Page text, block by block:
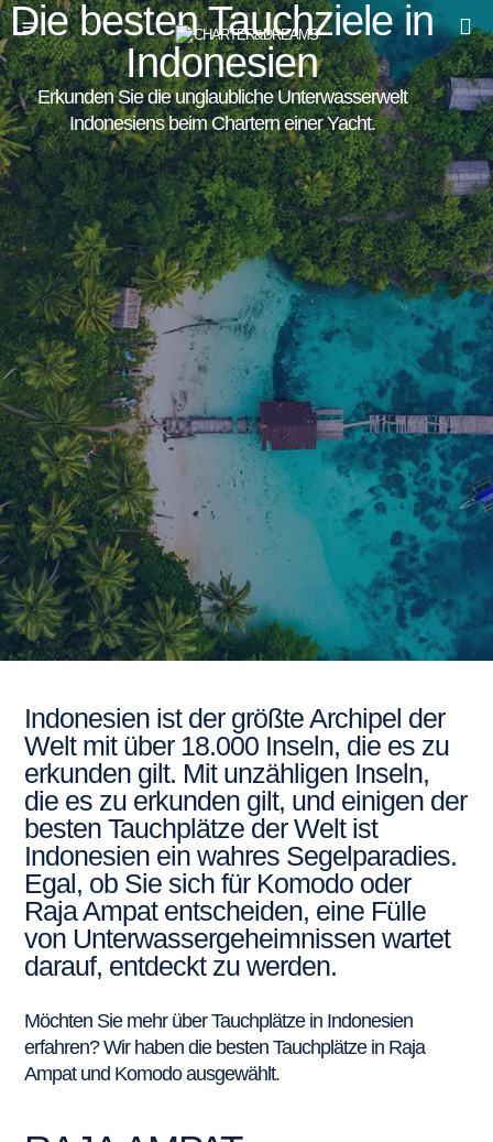
Die besten Tauchziele in
Indonesien
Erkunden Sie die unglaubliche Unterwasserwelt
Indonesiens beim Chartern einer Yacht.
Indonesien ist der größte Archipel der
Welt mit über 18.000 Inseln, die es zu
erkunden gilt. Mit unzähligen Inseln,
die es zu erkunden gilt, und einigen der
besten Tauchplätze der Welt ist
Indonesien ein wahres Segelparadies.
Egal, ob Sie sich für Komodo oder
Raja Ampat entscheiden, eine Fülle
von Unterwassergeheimnissen wartet
darauf, entdeckt zu werden.
Möchten Sie mehr über Tauchplätze in Indonesien
erfahren? Wir haben die besten Tauchplätze in Raja
Ampat und Komodo ausgewählt.